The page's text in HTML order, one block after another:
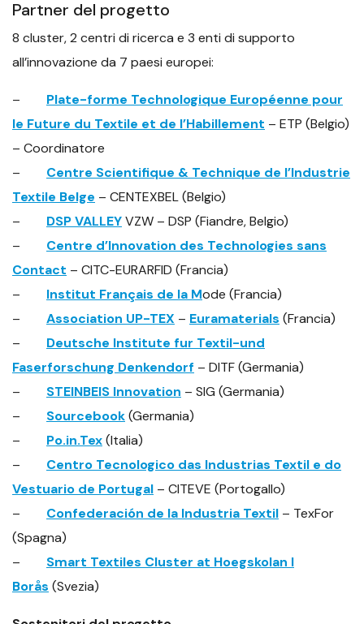
Partner del progetto
8 cluster, 2 centri di ricerca e 3 enti di supporto
all’innovazione da 7 paesi europei:
– Plate-forme Technologique Européenne pour
le Future du Textile et de l’Habillement – ETP (Belgio)
– Coordinatore
– Centre Scientifique & Technique de l’Industrie
Textile Belge – CENTEXBEL (Belgio)
– DSP VALLEYVZW – DSP (Fiandre, Belgio)
– Centre d’Innovation des Technologies sans
Contact – CITC-EURARFID (Francia)
– Institut Français de la Mode (Francia)
– Association UP-TEX – Euramaterials (Francia)
– Deutsche Institute fur Textil-und
Faserforschung Denkendorf – DITF (Germania)
– STEINBEIS Innovation – SIG (Germania)
– Sourcebook(Germania)
– Po.in.Tex(Italia)
– Centro Tecnologico das Industrias Textil e do
Vestuario de Portugal – CITEVE (Portogallo)
– Confederación de la Industria Textil – TexFor
(Spagna)
– Smart Textiles Cluster at Hoegskolan I
Borås (Svezia)